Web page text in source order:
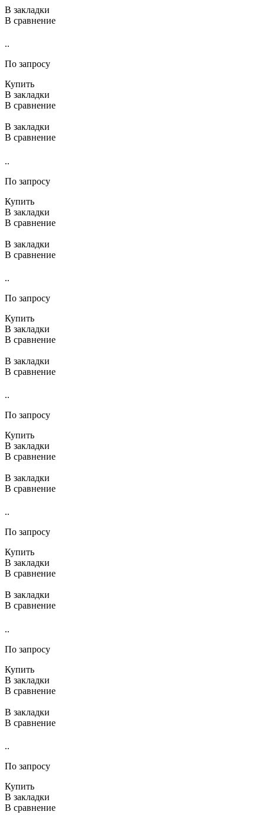
В закладки
В сравнение
..
По запросу
Купить
В закладки
В сравнение
В закладки
В сравнение
..
По запросу
Купить
В закладки
В сравнение
В закладки
В сравнение
..
По запросу
Купить
В закладки
В сравнение
В закладки
В сравнение
..
По запросу
Купить
В закладки
В сравнение
В закладки
В сравнение
..
По запросу
Купить
В закладки
В сравнение
В закладки
В сравнение
..
По запросу
Купить
В закладки
В сравнение
В закладки
В сравнение
..
По запросу
Купить
В закладки
В сравнение